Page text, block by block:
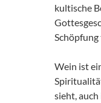
kultische
Wein ist
sieht,